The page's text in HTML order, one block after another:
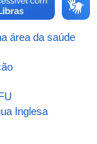
e
área da saúde
Inglesa